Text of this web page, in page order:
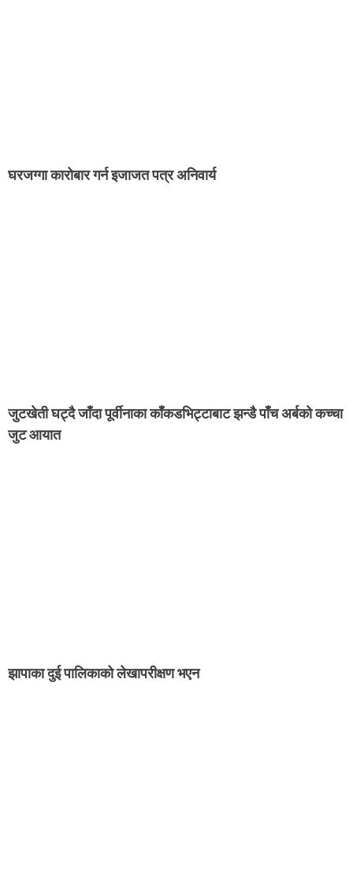
घरजग्गा कारोबार गर्न इजाजत पत्र अनिवार्य
जुटखेती घट्दै जाँदा पूर्वीनाका काँकडभिट्टाबाट झन्डै पाँच अर्बको कच्चा
जुट आयात
झापाका दुई पालिकाको लेखापरीक्षण भएन